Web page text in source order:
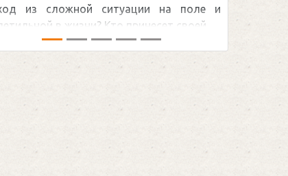
Гретцки, — едва ли не самая обсуждаемая
хоккейная тема последних лет в мире.Перед
сезоном Национальной хоккейной лиги — ...